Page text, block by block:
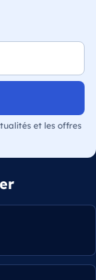
et les offres